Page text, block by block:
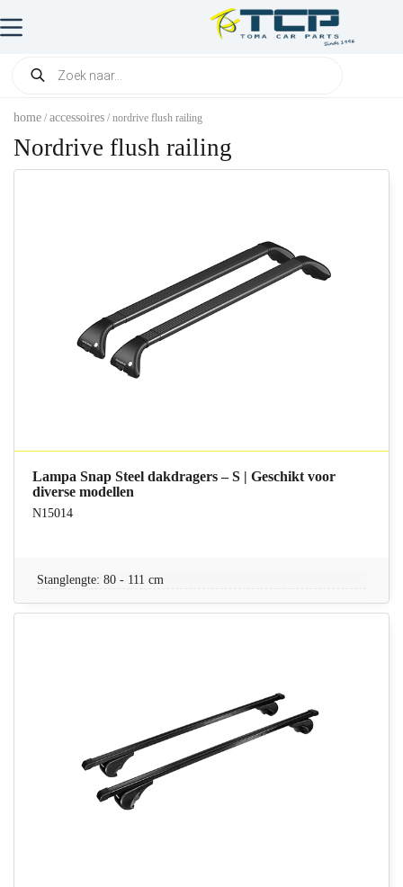
home / accessoires / nordrive flush railing
Nordrive flush railing
Lampa Snap Steel dakdragers – S | Geschikt voor
diverse modellen
N15014
Stanglengte: 80 - 111 cm